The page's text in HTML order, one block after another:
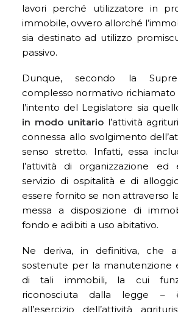
lavori perché utilizzatore in
immobile, ovvero allorché
sia destinato ad utilizzo
passivo.
Dunque, secondo la
complesso normativo richiamato
l’intento del Legislatore sia
in modo unitariol’attività
connessa allo svolgimento
senso stretto. Infatti, essa
l’attività di organizzazione ed
servizio di ospitalità e di
essere fornito se non attraverso
messa a disposizione di
fondo e adibiti a uso abitativo.
Ne deriva, in definitiva, che
sostenute per la manutenzione
di tali immobili, la cui
riconosciuta dalla legge
all’esercizio dell’attività